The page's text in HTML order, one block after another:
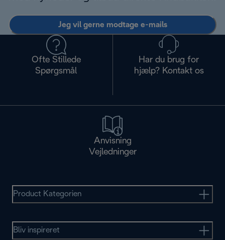
Jeg vil gerne modtage e-mails
Ofte Stillede
Spørgsmål
Har du brug for
hjælp? Kontakt os
Anvisning
Vejledninger
Product Kategorien
Bliv inspireret